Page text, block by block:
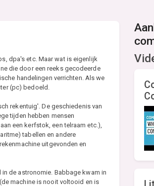
dpa's etc. Maar wat is eigenlijk
die door een reeks gecodeerde
handelingen verrichten. Als we
(pc) bedoeld.
rekentuig'. De geschiedenis van
tijden hebben mensen
een kerfstok, een telraam etc.),
tabellen en andere
uitgevonden en
de astronomie. Babbage kwam in
machine is nooit voltooid en is